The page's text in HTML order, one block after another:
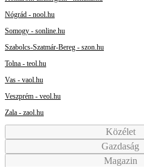
Nógrád - nool.hu
Somogy - sonline.hu
Szabolcs-Szatmár-Bereg - szon.hu
Tolna - teol.hu
Vas - vaol.hu
Veszprém - veol.hu
Zala - zaol.hu
Közélet
Gazdaság
Magazin